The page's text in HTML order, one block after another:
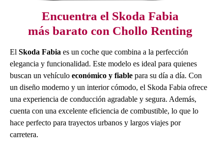
Encuentra el Skoda Fabia
más barato con Chollo Renting
El Skoda Fabia es un coche que combina a la perfección
elegancia y funcionalidad. Este modelo es ideal para quienes
buscan un vehículo económico y fiable para su día a día. Con
un diseño moderno y un interior cómodo, el Skoda Fabia ofrece
una experiencia de conducción agradable y segura. Además,
cuenta con una excelente eficiencia de combustible, lo que lo
hace perfecto para trayectos urbanos y largos viajes por
carretera.